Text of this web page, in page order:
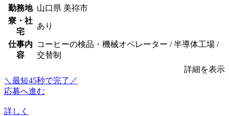
勤務地 山口県 美祢市
寮・社
宅
あり
仕事内
容
コーヒーの検品・機械オペレーター / 半導体工場 /
交替制
詳細を表示
＼最短45秒で完了／
応募へ進む
詳しく